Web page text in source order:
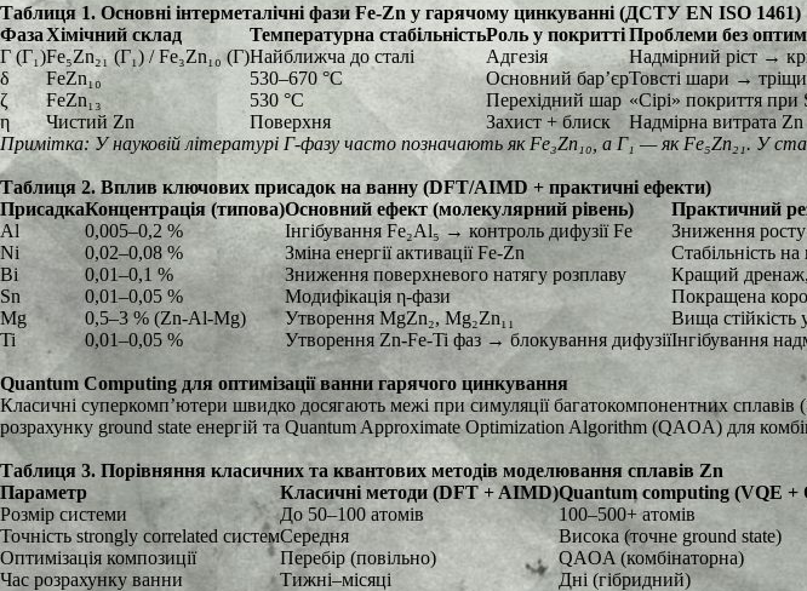
Таблиця 1. Основні інтерметалічні фази Fe-Zn у гарячому цинкуванні (ДСТУ EN ISO 1461)
ФазаХімічний склад Температурна стабільністьРоль у покриттіПроблеми без
Γ (Γ₁)Fe₅Zn₂₁ (Γ₁) / Fe₃Zn₁₀ (Γ)Найближча до сталі Адгезія
Надмірний ріст →
δ
FeZn₁₀ 530–670 °C Основний бар’єрТовсті шари →
ζ
FeZn₁₃ 530 °C Перехідний шар «Сірі» покриття при
η
Чистий Zn Поверхня Захист + блиск
Надмірна витрата Zn
Примітка: У науковій літературі Γ-фазу часто позначають як Fe₃Zn₁₀ , а Γ₁ — як Fe₅Zn₂₁. У
Таблиця 2. Вплив ключових присадок на ванну (DFT/AIMD + практичні ефекти)
ПрисадкаКонцентрація (типова)Основний ефект (молекулярний рівень)
Практичний
Al
0,005–0,2 % Інгібування Fe₂Al₅ → контроль дифузії Fe
Зниження росту
Ni
0,02–0,08 % Зміна енергії активації Fe-Zn
Стабільність
Bi
0,01–0,1 % Зниження поверхневого натягу розплаву
Кращий
Sn
0,01–0,05 % Модифікація η-фази
Покращена
Mg
0,5–3 % (Zn-Al-Mg) Утворення MgZn₂, Mg₂Zn₁₁
Вища стійкість
Ti
0,01–0,05 % Утворення Zn-Fe-Ti фаз → блокування дифузіїІнгібування
Quantum Computing для оптимізації ванни гарячого цинкування
Класичні суперкомп’ютери швидко досягають межі при симуляції багатокомпонентних
розрахунку ground state енергій та Quantum Approximate Optimization Algorithm (QAOA) для
Таблиця 3. Порівняння класичних та квантових методів моделювання сплавів Zn
Параметр
Класичні методи (DFT + AIMD)Quantum computing (VQE +
Розмір системи
До 50–100 атомів 100–500+ атомів
Точність strongly correlated системСередня Висока (точне ground state)
Оптимізація композиції
Перебір (повільно) QAOA (комбінаторна)
Час розрахунку ванни
Тижні–місяці Дні (гібридний)